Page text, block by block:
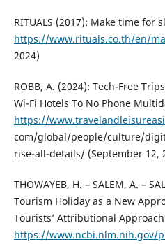
RITUALS (2017): Make time for
https://www.rituals.co.th/en/
2024)
ROBB, A. (2024): Tech-Free
Wi-Fi Hotels To No Phone
https://
com/global/people/culture/
rise-all-details/ (September 12,
THOWAYEB, H. – SALEM, A. –
Tourism Holiday as a New
Tourists’ Attributional
https://www.ncbi.nlm.nih.gov/